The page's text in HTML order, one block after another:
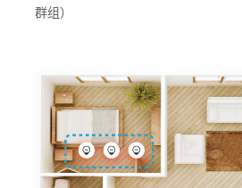
群组）